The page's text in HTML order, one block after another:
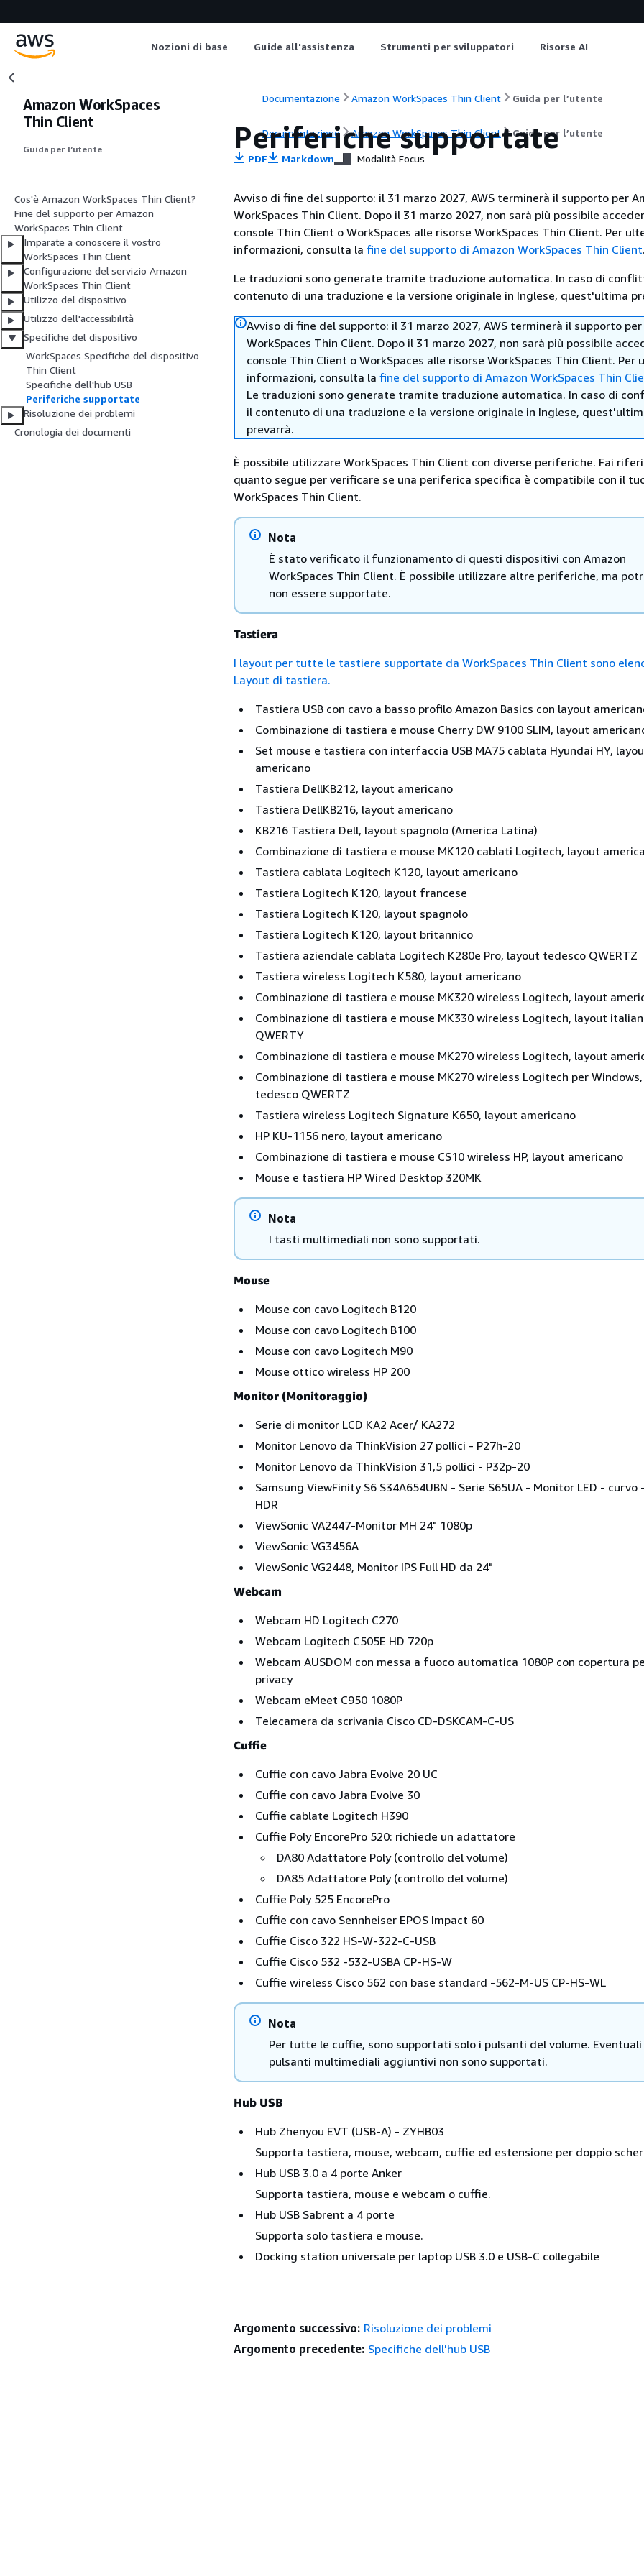
Nozioni di base Guide all'assistenza Strumenti per sviluppatori Risorse AI
Amazon WorkSpaces
Thin Client
Guida per l’utente
Cos'è Amazon WorkSpaces Thin Client?
Fine del supporto per Amazon
WorkSpaces Thin Client
Imparate a conoscere il vostro
WorkSpaces Thin Client
Configurazione del servizio Amazon
WorkSpaces Thin Client
Utilizzo del dispositivo
Utilizzo dell'accessibilità
Specifiche del dispositivo
WorkSpaces Specifiche del dispositivo
Thin Client
Specifiche dell'hub USB
Periferiche supportate
Risoluzione dei problemi
Cronologia dei documenti
Documentazione Amazon WorkSpaces Thin Client Guida per l’utente
Documentazione Amazon WorkSpaces Thin Client Guida per l’utente
Periferiche supportate
PDF Markdown Modalità Focus
Avviso di fine del supporto: il 31 marzo 2027, AWS terminerà il supporto per
WorkSpaces Thin Client. Dopo il 31 marzo 2027, non sarà più possibile
console Thin Client o WorkSpaces alle risorse WorkSpaces Thin Client. Per
informazioni, consulta la fine del supporto di Amazon WorkSpaces Thin Client
Le traduzioni sono generate tramite traduzione automatica. In caso di
contenuto di una traduzione e la versione originale in Inglese, quest'ultima
Avviso di fine del supporto: il 31 marzo 2027, AWS terminerà il supporto
WorkSpaces Thin Client. Dopo il 31 marzo 2027, non sarà più possibile
console Thin Client o WorkSpaces alle risorse WorkSpaces Thin Client. Per
informazioni, consulta la fine del supporto di Amazon WorkSpaces Thin
Le traduzioni sono generate tramite traduzione automatica. In caso di
il contenuto di una traduzione e la versione originale in Inglese,
prevarrà.
È possibile utilizzare WorkSpaces Thin Client con diverse periferiche. Fai
quanto segue per verificare se una periferica specifica è compatibile con il
WorkSpaces Thin Client.
Nota
È stato verificato il funzionamento di questi dispositivi con Amazon
WorkSpaces Thin Client. È possibile utilizzare altre periferiche, ma
non essere supportate.
Tastiera
I layout per tutte le tastiere supportate da WorkSpaces Thin Client sono
Layout di tastiera.
Tastiera USB con cavo a basso profilo Amazon Basics con layout
Combinazione di tastiera e mouse Cherry DW 9100 SLIM, layout
Set mouse e tastiera con interfaccia USB MA75 cablata Hyundai HY,
americano
Tastiera DellKB212, layout americano
Tastiera DellKB216, layout americano
KB216 Tastiera Dell, layout spagnolo (America Latina)
Combinazione di tastiera e mouse MK120 cablati Logitech, layout
Tastiera cablata Logitech K120, layout americano
Tastiera Logitech K120, layout francese
Tastiera Logitech K120, layout spagnolo
Tastiera Logitech K120, layout britannico
Tastiera aziendale cablata Logitech K280e Pro, layout tedesco QWERTZ
Tastiera wireless Logitech K580, layout americano
Combinazione di tastiera e mouse MK320 wireless Logitech, layout
Combinazione di tastiera e mouse MK330 wireless Logitech, layout
QWERTY
Combinazione di tastiera e mouse MK270 wireless Logitech, layout
Combinazione di tastiera e mouse MK270 wireless Logitech per
tedesco QWERTZ
Tastiera wireless Logitech Signature K650, layout americano
HP KU-1156 nero, layout americano
Combinazione di tastiera e mouse CS10 wireless HP, layout americano
Mouse e tastiera HP Wired Desktop 320MK
Nota
I tasti multimediali non sono supportati.
Mouse
Mouse con cavo Logitech B120
Mouse con cavo Logitech B100
Mouse con cavo Logitech M90
Mouse ottico wireless HP 200
Monitor (Monitoraggio)
Serie di monitor LCD KA2 Acer/ KA272
Monitor Lenovo da ThinkVision 27 pollici - P27h-20
Monitor Lenovo da ThinkVision 31,5 pollici - P32p-20
Samsung ViewFinity S6 S34A654UBN - Serie S65UA - Monitor LED - curvo
HDR
ViewSonic VA2447-Monitor MH 24" 1080p
ViewSonic VG3456A
ViewSonic VG2448, Monitor IPS Full HD da 24"
Webcam
Webcam HD Logitech C270
Webcam Logitech C505E HD 720p
Webcam AUSDOM con messa a fuoco automatica 1080P con copertura
privacy
Webcam eMeet C950 1080P
Telecamera da scrivania Cisco CD-DSKCAM-C-US
Cuffie
Cuffie con cavo Jabra Evolve 20 UC
Cuffie con cavo Jabra Evolve 30
Cuffie cablate Logitech H390
Cuffie Poly EncorePro 520: richiede un adattatore
DA80 Adattatore Poly (controllo del volume)
DA85 Adattatore Poly (controllo del volume)
Cuffie Poly 525 EncorePro
Cuffie con cavo Sennheiser EPOS Impact 60
Cuffie Cisco 322 HS-W-322-C-USB
Cuffie Cisco 532 -532-USBA CP-HS-W
Cuffie wireless Cisco 562 con base standard -562-M-US CP-HS-WL
Nota
Per tutte le cuffie, sono supportati solo i pulsanti del volume. Eventuali
pulsanti multimediali aggiuntivi non sono supportati.
Hub USB
Hub Zhenyou EVT (USB-A) - ZYHB03
Supporta tastiera, mouse, webcam, cuffie ed estensione per doppio
Hub USB 3.0 a 4 porte Anker
Supporta tastiera, mouse e webcam o cuffie.
Hub USB Sabrent a 4 porte
Supporta solo tastiera e mouse.
Docking station universale per laptop USB 3.0 e USB-C collegabile
Argomento successivo: Risoluzione dei problemi
Argomento precedente: Specifiche dell'hub USB